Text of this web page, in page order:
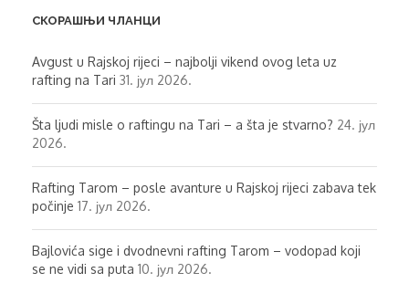
СКОРАШЊИ ЧЛАНЦИ
Avgust u Rajskoj rijeci – najbolji vikend ovog leta uz
rafting na Tari 31. јул 2026.
Šta ljudi misle o raftingu na Tari – a šta je stvarno? 24. јул
2026.
Rafting Tarom – posle avanture u Rajskoj rijeci zabava tek
počinje 17. јул 2026.
Bajlovića sige i dvodnevni rafting Tarom – vodopad koji
se ne vidi sa puta 10. јул 2026.